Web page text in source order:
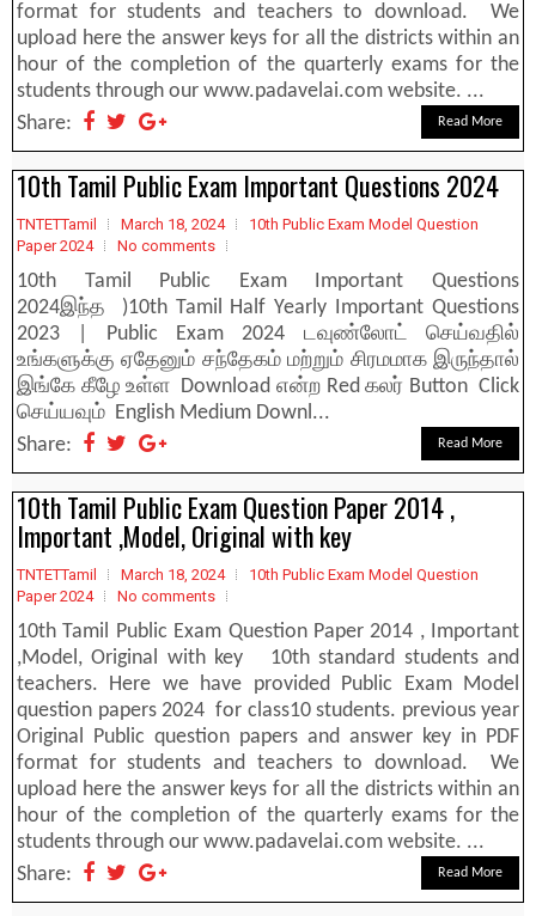
format for students and teachers to download. We
upload here the answer keys for all the districts within an
hour of the completion of the quarterly exams for the
students through our www.padavelai.com website. ...
Share:
Read More
10th Tamil Public Exam Important Questions 2024
TNTETTamil March 18, 2024
10th Public Exam Model Question
Paper 2024
No comments
10th Tamil Public Exam Important Questions
2024இந்த )10th Tamil Half Yearly Important Questions
2023 | Public Exam 2024 டவுண்லோட் செய்வதில்
உங்களுக்கு ஏதேனும் சந்தேகம் மற்றும் சிரமமாக இருந்தால்
இங்கே கீழே உள்ள Download என்ற Red கலர் Button Click
செய்யவும் English Medium Downl...
Share:
Read More
10th Tamil Public Exam Question Paper 2014 ,
Important ,Model, Original with key
TNTETTamil March 18, 2024
10th Public Exam Model Question
Paper 2024
No comments
10th Tamil Public Exam Question Paper 2014 , Important
,Model, Original with key 10th standard students and
teachers. Here we have provided Public Exam Model
question papers 2024 for class10 students. previous year
Original Public question papers and answer key in PDF
format for students and teachers to download. We
upload here the answer keys for all the districts within an
hour of the completion of the quarterly exams for the
students through our www.padavelai.com website. ...
Share:
Read More